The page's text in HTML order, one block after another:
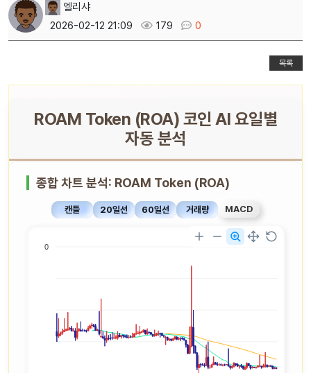
엘리샤
2026-02-12 21:09
179 0
목록
ROAM Token (ROA) 코인 AI 요일별
자동 분석
종합 차트 분석: ROAM Token (ROA)
캔들 20일선 60일선 거래량 MACD
0